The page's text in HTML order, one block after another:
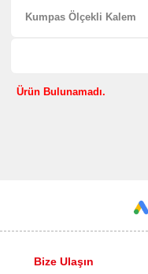
Kumpas Ölçekli Kalem
Ürün Bulunamadı.
Bize Ulaşın